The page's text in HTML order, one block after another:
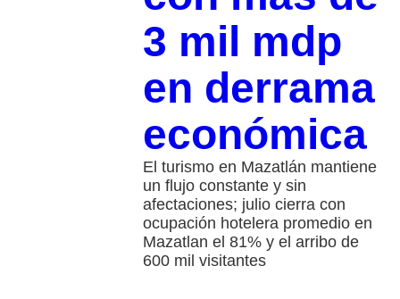
3 mil mdp
en derrama
económica
El turismo en Mazatlán mantiene
un flujo constante y sin
afectaciones; julio cierra con
ocupación hotelera promedio en
Mazatlan el 81% y el arribo de
600 mil visitantes